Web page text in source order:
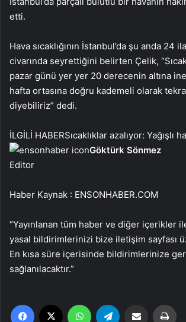
etti.
Hava sıcaklığının İstanbul’da şu anda 24
civarında seyrettiğini belirten Çelik,
pazar günü yer yer 20 derecenin altına
hafta ortasına doğru kademeli olarak
diyebiliriz” dedi.
İLGİLİ HABERSıcaklıklar azalıyor: Yağışlı
Göktürk Sönmez
Editor
Haber Kaynak : ENSONHABER.COM
“Yayınlanan tüm haber ve diğer içerikler
yasal bildirimlerinizi bize iletişim sayfası
En kısa süre içerisinde bildirimlerinize
sağlanılacaktır.”
Facebook WhatsApp Email'den paylaş